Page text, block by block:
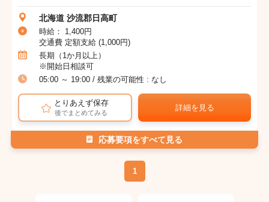
北海道 沙流郡日高町
時給： 1,400円
交通費 定額支給 (1,000円)
長期（1か月以上）
※開始日相談可
05:00 ～ 19:00 / 残業の可能性 : なし
とりあえず保存
後でまとめてみる
詳細を見る
応募要項をすべて見る
1